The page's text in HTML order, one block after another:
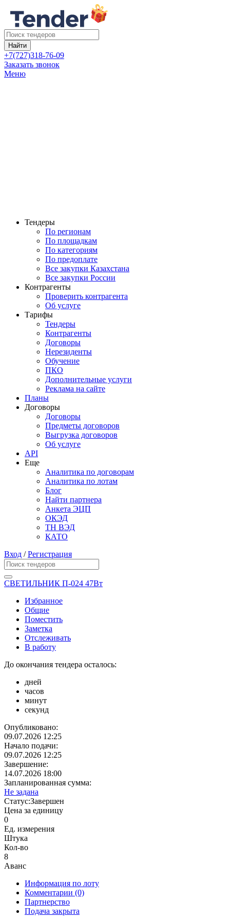
Найти
+7(727)318-76-09
Заказать звонок
Меню
Тендеры
По регионам
По площадкам
По категориям
По предоплате
Все закупки Казахстана
Все закупки России
Контрагенты
Проверить контрагента
Об услуге
Тарифы
Тендеры
Контрагенты
Договоры
Нерезиденты
Обучение
ПКО
Дополнительные услуги
Реклама на сайте
Планы
Договоры
Договоры
Предметы договоров
Выгрузка договоров
Об услуге
API
Еще
Аналитика по договорам
Аналитика по лотам
Блог
Найти партнера
Анкета ЭЦП
ОКЭД
ТН ВЭД
КАТО
Вход /Регистрация
СВЕТИЛЬНИК П-024 47Вт
Избранное
Общие
Поместить
Заметка
Отслеживать
В работу
До окончания тендера осталось:
дней
часов
минут
секунд
Опубликовано:
09.07.2026 12:25
Начало подачи:
09.07.2026 12:25
Завершение:
14.07.2026 18:00
Запланированная сумма:
Не задана
Статус:Завершен
Цена за единицу
0
Ед. измерения
Штука
Кол-во
8
Аванс
Информация по лоту
Комментарии (0)
Партнерство
Подача закрыта